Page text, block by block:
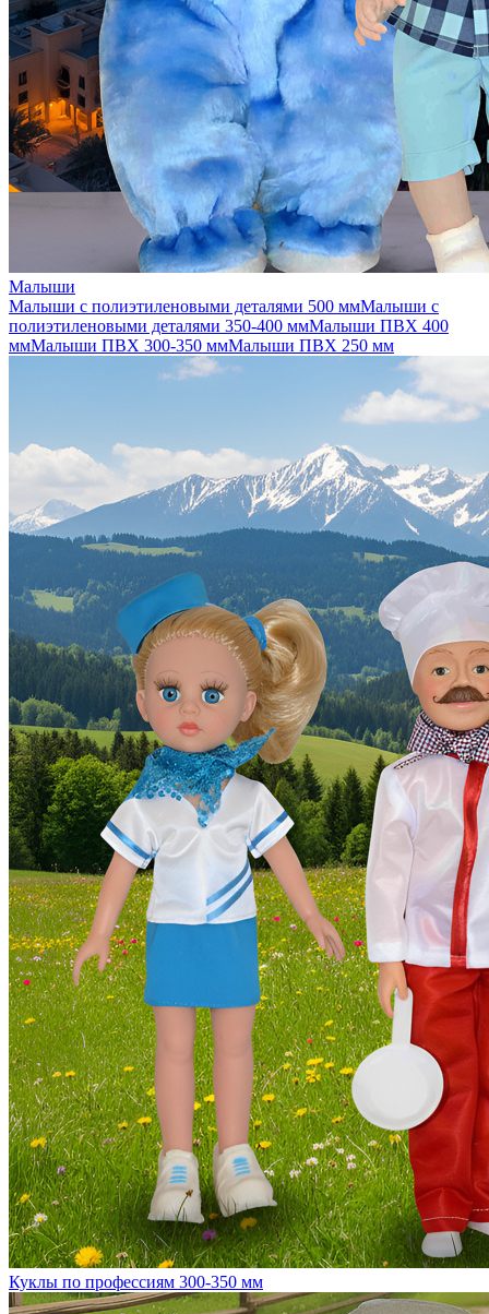
Малыши
Малыши с полиэтиленовыми деталями 500 ммМалыши с
полиэтиленовыми деталями 350-400 ммМалыши ПВХ 400
ммМалыши ПВХ 300-350 ммМалыши ПВХ 250 мм
Куклы по профессиям 300-350 мм